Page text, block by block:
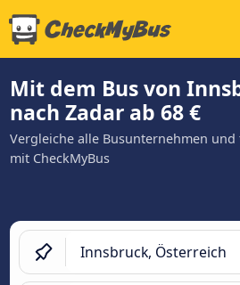
Mit dem Bus von
nach Zadar ab 68 €
Vergleiche alle Busunternehmen
mit CheckMyBus